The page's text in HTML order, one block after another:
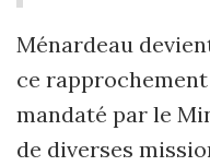
Ménardeau
ce
mandaté par le
de diverses